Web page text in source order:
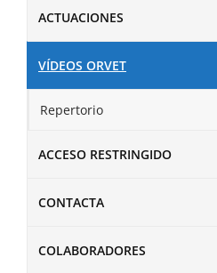
ACTUACIONES
VÍDEOS ORVET
Repertorio
ACCESO RESTRINGIDO
CONTACTA
COLABORADORES